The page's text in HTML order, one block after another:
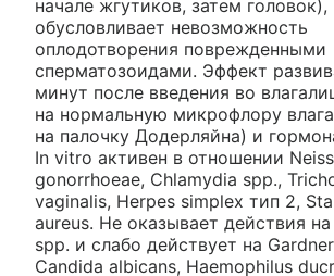
начале жгутиков, затем головок),
обусловливает невозможность
оплодотворения поврежденными
сперматозоидами. Эффект
минут после введения во
на нормальную микрофлору
на палочку Додерляйна) и
In vitro активен в отношении
gonorrhoeae, Chlamydia spp.,
vaginalis, Herpes simplex тип 2,
aureus. He оказывает действия
spp. и слабо действует на
Candida albicans, Haemophilus